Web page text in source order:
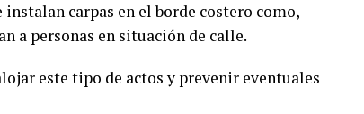
instalan carpas en el borde costero como,
a personas en situación de calle.
este tipo de actos y prevenir eventuales